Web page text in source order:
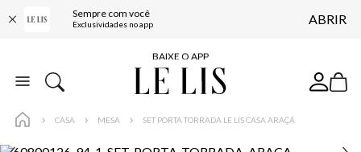
Sempre com você
Exclusividades no app ABRIR
FRETE GRÁTIS*
10% OFF NA PRIMEIRA COMPRA*
CASA MESA SET PORTA TORRADA LE LIS CASA ARAÇÁ